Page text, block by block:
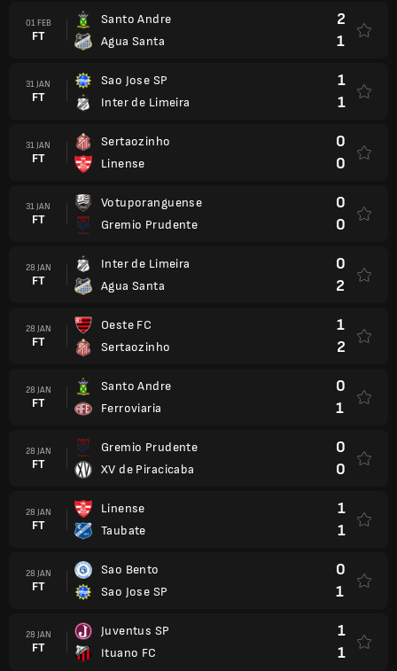
01 FEB
FT
Santo Andre
Agua Santa
2
1
31 JAN
FT
Sao Jose SP
Inter de Limeira
1
1
31 JAN
FT
Sertaozinho
Linense
0
0
31 JAN
FT
Votuporanguense
Gremio Prudente
0
0
28 JAN
FT
Inter de Limeira
Agua Santa
0
2
28 JAN
FT
Oeste FC
Sertaozinho
1
2
28 JAN
FT
Santo Andre
Ferroviaria
0
1
28 JAN
FT
Gremio Prudente
XV de Piracicaba
0
0
28 JAN
FT
Linense
Taubate
1
1
28 JAN
FT
Sao Bento
Sao Jose SP
0
1
28 JAN
FT
Juventus SP
Ituano FC
1
1